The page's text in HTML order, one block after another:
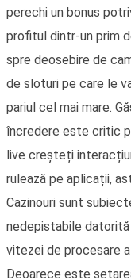
perechi un bonus
profitul dintr-un prim
spre deosebire de
de sloturi pe care le
pariul cel mai mare.
încredere este critic
live creșteți
rulează pe aplicații,
Cazinouri sunt
nedepistabile datorită
vitezei de procesare
Deoarece este